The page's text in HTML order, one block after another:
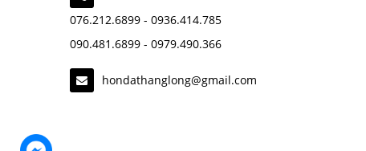
076.212.6899 - 0936.414.785
090.481.6899 - 0979.490.366
hondathanglong@gmail.com